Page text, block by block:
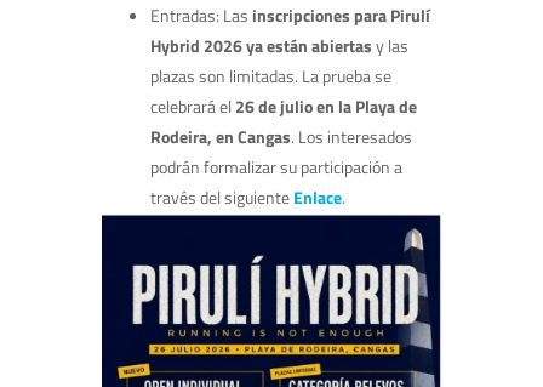
Entradas: Las inscripciones para Pirulí
Hybrid 2026 ya están abiertasy las
plazas son limitadas. La prueba se
celebrará el 26 de julio en la Playa de
Rodeira, en Cangas. Los interesados
podrán formalizar su participación a
través del siguienteEnlace.